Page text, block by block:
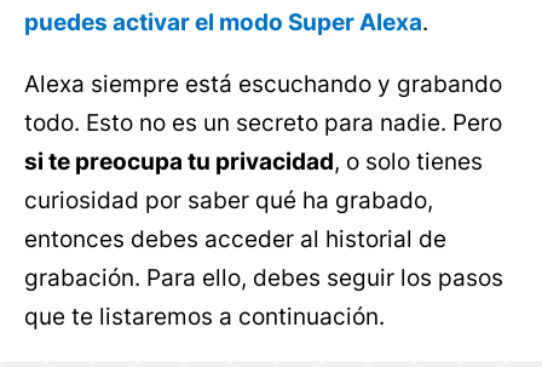
puedes activar el modo Super Alexa.
Alexa siempre está escuchando y grabando
todo. Esto no es un secreto para nadie. Pero
si te preocupa tu privacidad, o solo tienes
curiosidad por saber qué ha grabado,
entonces debes acceder al historial de
grabación. Para ello, debes seguir los pasos
que te listaremos a continuación.